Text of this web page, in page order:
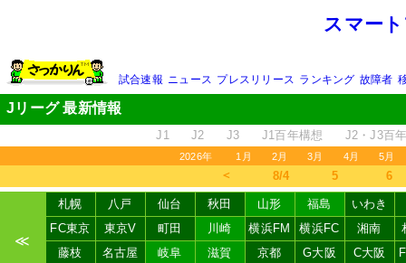
スマー
試合速報 ニュース プレスリリース ランキング 故障者
Jリーグ 最新情報
J1 J2 J3 J1百年構想 J2・J3百
2026年 1月 2月 3月 4月 5月
＜ 8/4 5 6
≪
札幌 八戸 仙台 秋田 山形 福島
いわき
FC東京
東京V 町田 川崎 横浜FM 横浜FC 湘南
藤枝
名古屋 岐阜 滋賀 京都 G大阪 C大阪